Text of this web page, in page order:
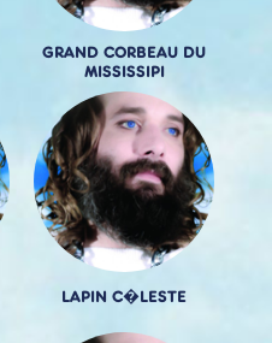
GRAND CORBEAU DU
MISSISSIPI
LAPIN C�LESTE